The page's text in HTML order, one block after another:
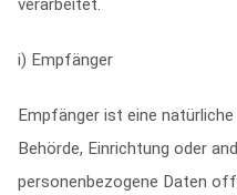
verarbeitet.
i) Empfänger
Empfänger ist eine
Behörde, Einrichtung oder
personenbezogene Daten